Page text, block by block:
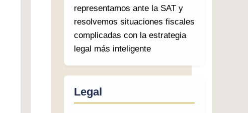
representamos ante la SAT y
resolvemos situaciones fiscales
complicadas con la estrategia
legal más inteligente
Legal